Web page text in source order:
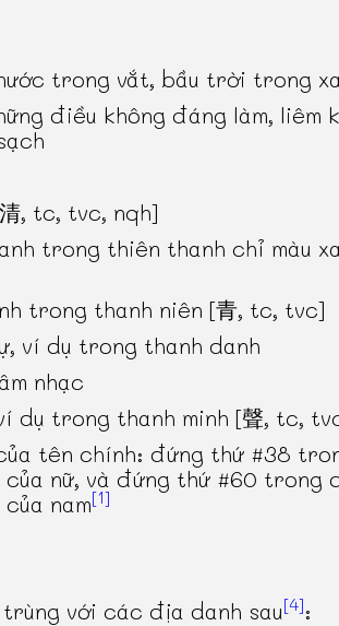
trong vắt, bầu trời trong
điều không đáng làm, liêm
, tc, tvc, nqh]
trong thiên thanh chỉ màu
trong thanh niên [青, tc, tvc]
ví dụ trong thanh danh
nhạc
dụ trong thanh minh [聲, tc,
tên chính: đứng thứ #38
nữ, và đứng thứ #60 trong
nam[1]
với các địa danh sau[4]: